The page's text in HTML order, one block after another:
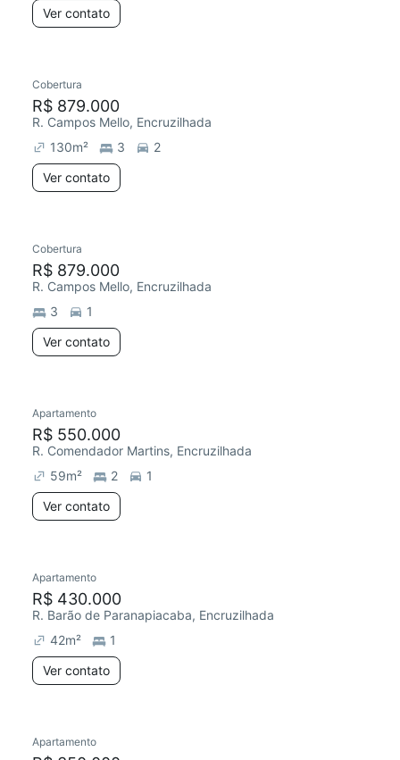
Ver contato
Cobertura
R$ 879.000
R. Campos Mello, Encruzilhada
130m² 3
2
Ver contato
Cobertura
R$ 879.000
R. Campos Mello, Encruzilhada
3
1
Ver contato
Redecorar
Apartamento
R$ 550.000
R. Comendador Martins, Encruzilhada
59m² 2
1
Ver contato
Apartamento
R$ 430.000
R. Barão de Paranapiacaba, Encruzilhada
42m²
1
Ver contato
Apartamento